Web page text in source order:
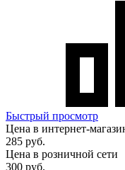
Быстрый просмотр
Цена в интернет-
285 руб.
Цена в розничной сети
300 руб.